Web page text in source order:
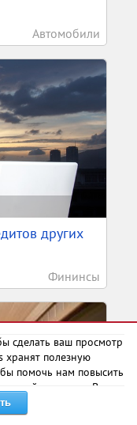
Автомобили
других
Фининсы
сделать ваш просмотр
полезную
помочь нам повысить
сайта для вас. В
правильной работы